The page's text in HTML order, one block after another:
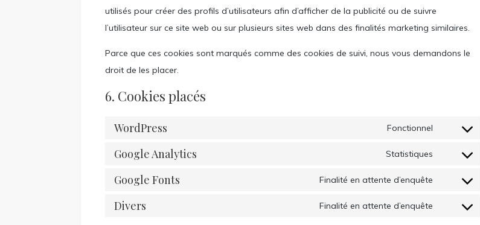
utilisés pour créer des profils d’utilisateurs afin d’afficher de la publicité ou de suivre
l’utilisateur sur ce site web ou sur plusieurs sites web dans des finalités marketing similaires.
Parce que ces cookies sont marqués comme des cookies de suivi, nous vous demandons le
droit de les placer.
6. Cookies placés
WordPress Fonctionnel
Consent
wordpress
Google Analytics Statistiques
Consent
google-
Google Fonts Finalité en attente d’enquête
Consent
Divers Finalité en attente d’enquête
Consent